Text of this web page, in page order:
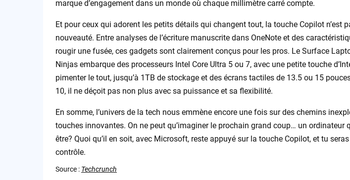
marque d’engagement dans un monde où chaque millimètre carré compte.
Et pour ceux qui adorent les petits détails qui changent tout, la touche Copilot n’est
nouveauté. Entre analyses de l’écriture manuscrite dans OneNote et des
rougir une fusée, ces gadgets sont clairement conçus pour les pros. Le Surface
Ninjas embarque des processeurs Intel Core Ultra 5 ou 7, avec une petite touche
pimenter le tout, jusqu’à 1TB de stockage et des écrans tactiles de 13.5 ou 15
10, il ne déçoit pas non plus avec sa puissance et sa flexibilité.
En somme, l’univers de la tech nous emmène encore une fois sur des chemins
touches innovantes. On ne peut qu’imaginer le prochain grand coup… un ordinateur
être? Quoi qu’il en soit, avec Microsoft, reste appuyé sur la touche Copilot, et tu
contrôle.
Source : Techcrunch